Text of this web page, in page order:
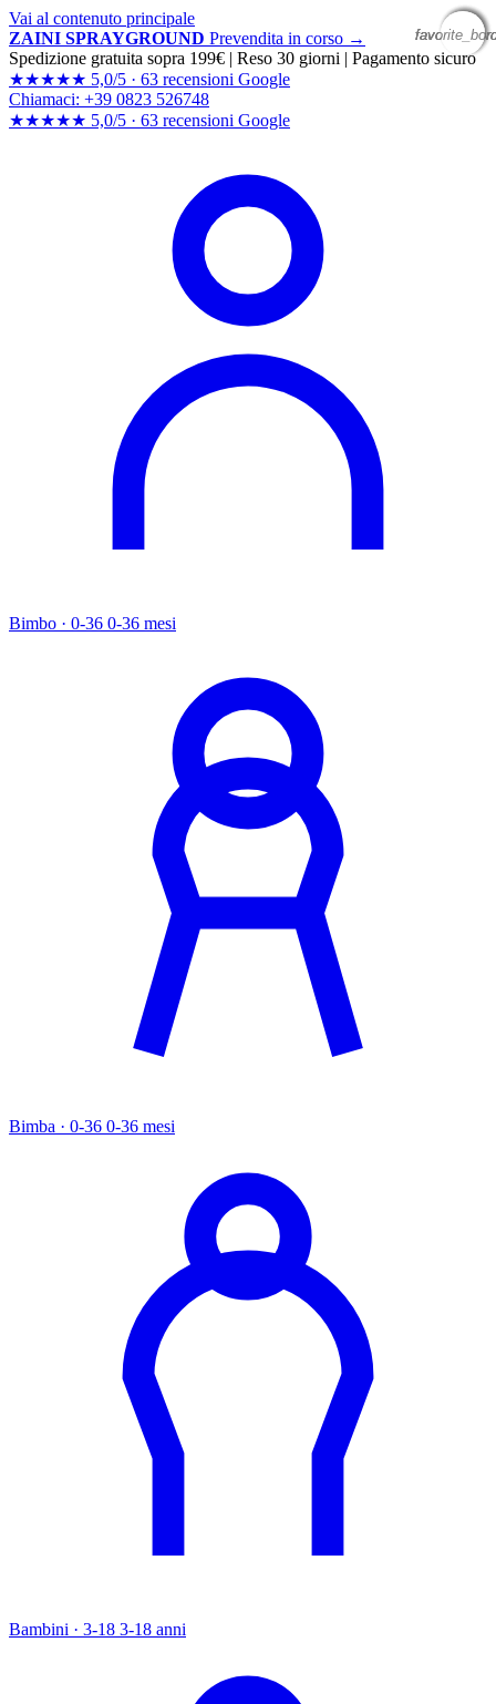
Vai al contenuto principale
ZAINI SPRAYGROUND Prevendita in corso →
Spedizione gratuita sopra 199€ | Reso 30 giorni | Pagamento sicuro
★★★★★ 5,0/5 · 63 recensioni Google
Chiamaci: +39 0823 526748
★★★★★ 5,0/5 · 63 recensioni Google
Bimbo · 0-36 0-36 mesi
Bimba · 0-36 0-36 mesi
Bambini · 3-18 3-18 anni